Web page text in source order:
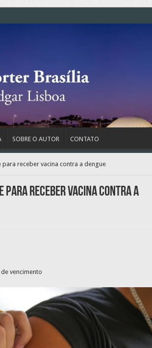
SOBRE O AUTOR CONTATO
receber vacina contra a dengue
para receber vacina contra a
vencimento